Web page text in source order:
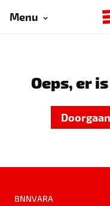
Menu
Oeps, er
BNNVARA